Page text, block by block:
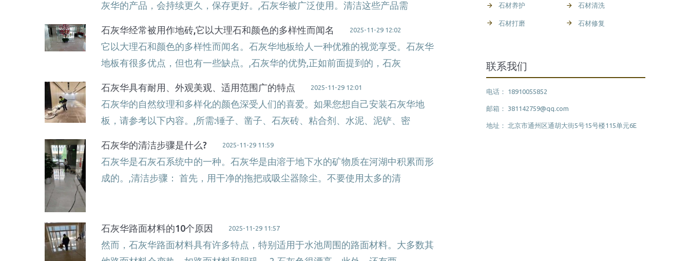
灰华的产品，会持续更久，保存更好。,石灰华被广泛使用。清洁这些产品需
石灰华经常被用作地砖,它以大理石和颜色的多样性而闻名 2025-11-29 12:02
它以大理石和颜色的多样性而闻名。石灰华地板给人一种优雅的视觉享受。石灰华
地板有很多优点，但也有一些缺点。,石灰华的优势,正如前面提到的，石灰
石灰华具有耐用、外观美观、适用范围广的特点 2025-11-29 12:01
石灰华的自然纹理和多样化的颜色深受人们的喜爱。如果您想自己安装石灰华地
板，请参考以下内容。,所需:锤子、凿子、石灰砖、粘合剂、水泥、泥铲、密
石灰华的清洁步骤是什么? 2025-11-29 11:59
石灰华是石灰石系统中的一种。石灰华是由溶于地下水的矿物质在河湖中积累而形
成的。,清洁步骤： 首先，用干净的拖把或吸尘器除尘。不要使用太多的清
石灰华路面材料的10个原因 2025-11-29 11:57
然而，石灰华路面材料具有许多特点，特别适用于水池周围的路面材料。大多数其
石材养护 石材清洗
石材打磨 石材修复
联系我们
电话： 18910055852
邮箱： 381142759@qq.com
地址： 北京市通州区通胡大街5号15号楼115单元6E